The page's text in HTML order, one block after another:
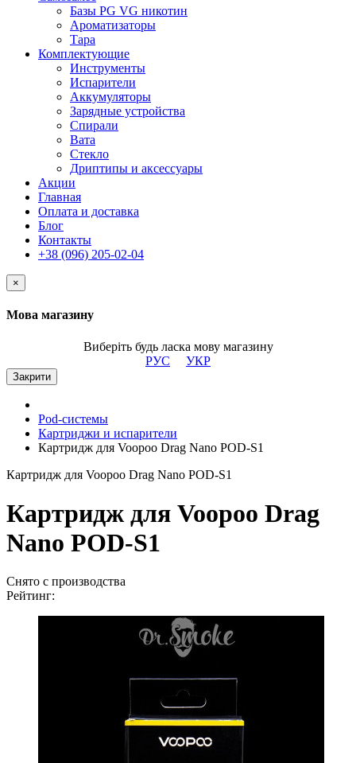
Базы PG VG никотин
Ароматизаторы
Тара
Комплектующие
Инструменты
Испарители
Аккумуляторы
Зарядные устройства
Спирали
Вата
Стекло
Дриптипы и аксессуары
Акции
Главная
Оплата и доставка
Блог
Контакты
+38 (096) 205-02-04
×
Мова магазину
Виберіть будь ласка мову магазину
РУС
УКР
Закрити
Pod-системы
Картриджи и испарители
Картридж для Voopoo Drag Nano POD-S1
Картридж для Voopoo Drag Nano POD-S1
Картридж для Voopoo Drag
Nano POD-S1
Снято с производства
Рейтинг: